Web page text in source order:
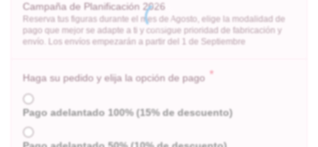
Campaña de Planificación 2026
Reserva tus figuras durante el mes de Agosto, elige la modalidad de
pago que mejor se adapte a ti y consigue prioridad de fabricación y
envío. Los envíos empezarán a partir del 1 de Septiembre
Haga su pedido y elija la opción de pago *
Pago adelantado 100% (15% de descuento)